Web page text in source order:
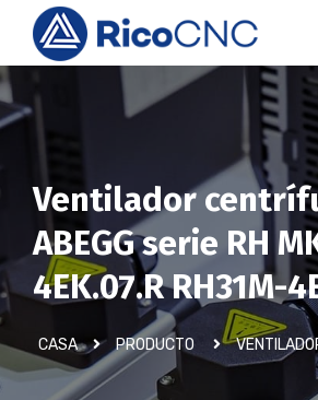
Ventilador
ABEGG serie RH
4EK.07.R RH31M-
CASA PRODUCTO